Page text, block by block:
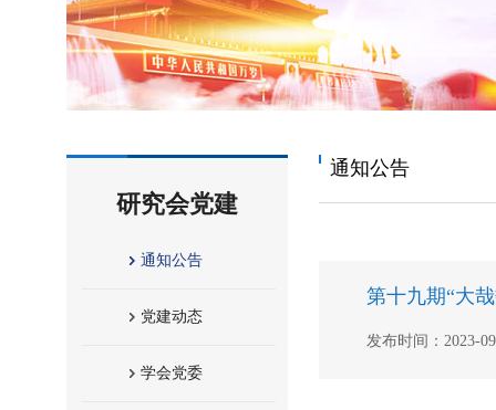
研究会党建
通知公告
党建动态
学会党委
通知公告
第十九期“大
发布时间：2023-